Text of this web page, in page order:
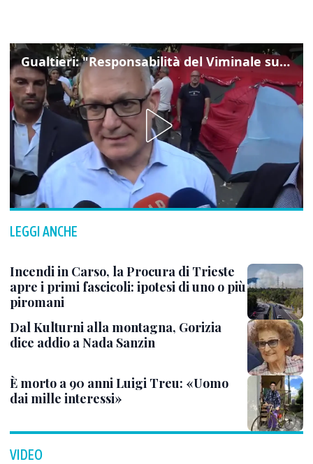
Gualtieri: "Responsabilità del Viminale su Spin Time? La posizione dei partiti è nota"
LEGGI ANCHE
Incendi in Carso, la Procura di Trieste
apre i primi fascicoli: ipotesi di uno o più
piromani
Dal Kulturni alla montagna, Gorizia
dice addio a Nada Sanzin
È morto a 90 anni Luigi Treu: «Uomo
dai mille interessi»
VIDEO